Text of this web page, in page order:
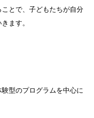
とで、子どもたちが自分
ます。
型のプログラムを中心に